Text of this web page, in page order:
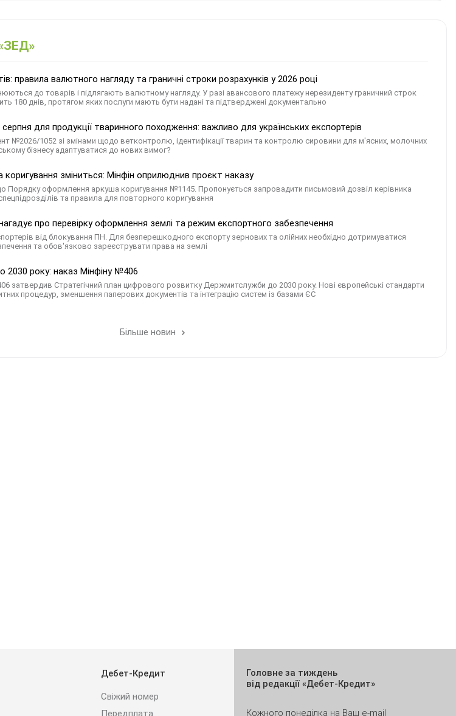
правила валютного нагляду та граничні строки розрахунків у 2026 році
до товарів і підлягають валютному нагляду. У разі авансового платежу нерезиденту граничний строк
180 днів, протягом яких послуги мають бути надані та підтверджені документально
для продукції тваринного походження: важливо для українських експортерів
№2026/1052 зі змінами щодо ветконтролю, ідентифікації тварин та контролю сировини для м'ясних, молочних
бізнесу адаптуватися до нових вимог?
зміниться: Мінфін оприлюднив проєкт наказу
Порядку оформлення аркуша коригування №1145. Пропонується запровадити письмовий дозвіл керівника
та правила для повторного коригування
про перевірку оформлення землі та режим експортного забезпечення
від блокування ПН. Для безперешкодного експорту зернових та олійних необхідно дотримуватися
та обов'язково зареєструвати права на землі
року: наказ Мінфіну №406
затвердив Стратегічний план цифрового розвитку Держмитслужби до 2030 року. Нові європейські стандарти
процедур, зменшення паперових документів та інтеграцію систем із базами ЄС
Більше новин
Дебет-Кредит
Свіжий номер
Передплата
Головне за тиждень
від редакції «Дебет-Кредит»
Кожного понеділка на Ваш e-mail